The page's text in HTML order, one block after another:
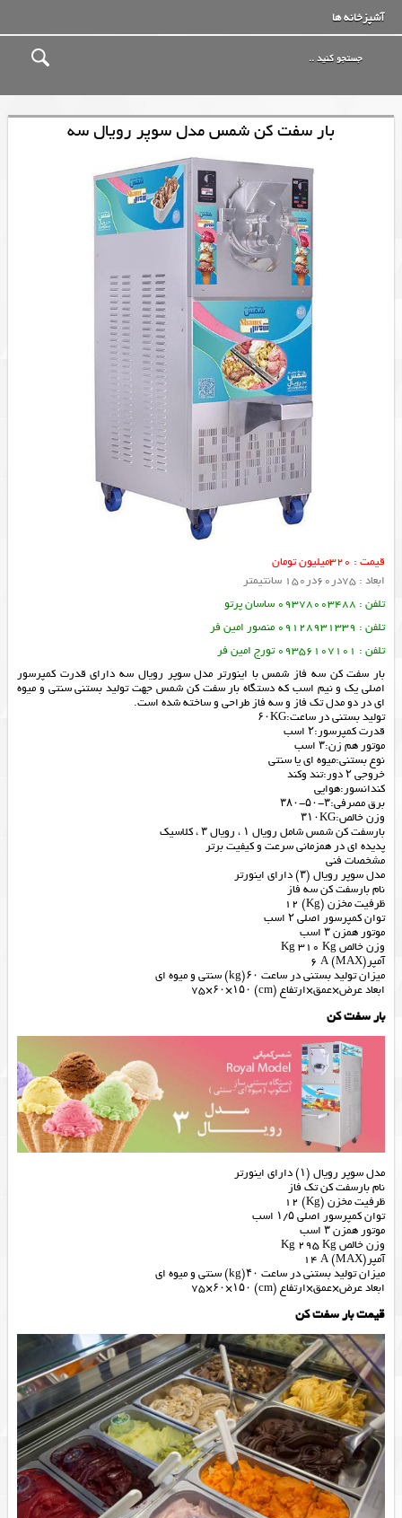
آشپزخانه ها
بار سفت کن شمس مدل سوپر رویال سه
قیمت : 320میلیون تومان
ابعاد : 75در60در150 سانتیمتر
تلفن : 09378003488 ساسان پرتو
تلفن : 09128931339 منصور امین فر
تلفن : 09356107101 تورج امین فر
بار سفت کن سه فاز شمس با اینورتر مدل سوپر رویال سه دارای قدرت کمپرسور
اصلی یک و نیم اسب که دستگاه بار سفت کن شمس جهت تولید بستنی سنتی و میوه
ای در دو مدل تک فاز و سه فاز طراحی و ساخته شده است.
تولید بستنی در ساعت:۶۰KG
قدرت کمپرسور:۲ اسب
موتور هم زن:۳ اسب
نوع بستنی:میوه ای یا سنتی
خروجی ۲ دور:تند وکند
کندانسور:هوایی
برق مصرفی:۳-۵۰-۳۸۰
وزن خالص:۳۱۰KG
بارسفت کن شمس شامل رویال ۱ ، رویال ۳ ، کلاسیک
پدیده ای در همزمانی سرعت و کیفیت برتر
مشخصات فنی
مدل سوپر رویال (۳) دارای اینورتر
نام بارسفت کن سه فاز
ظرفیت مخزن (Kg) 12
توان کمپرسور اصلی ۲ اسب
موتور همزن ۳ اسب
وزن خالص Kg 310 Kg
آمپر(MAX) 6 A
میزان تولید بستنی در ساعت ۶۰(kg) سنتی و میوه ای
ابعاد عرض×عمق×ارتفاع (cm) 75×۶۰×۱۵۰
بار سفت کن
مدل سوپر رویال (۱) دارای اینورتر
نام بارسفت کن تک فاز
ظرفیت مخزن (Kg) 12
توان کمپرسور اصلی ۱/۵ اسب
موتور همزن ۳ اسب
وزن خالص Kg 295 Kg
آمپر(MAX) 14 A
میزان تولید بستنی در ساعت ۴۰(kg) سنتی و میوه ای
ابعاد عرض×عمق×ارتفاع (cm) 75×۶۰×۱۵۰
قیمت بار سفت کن